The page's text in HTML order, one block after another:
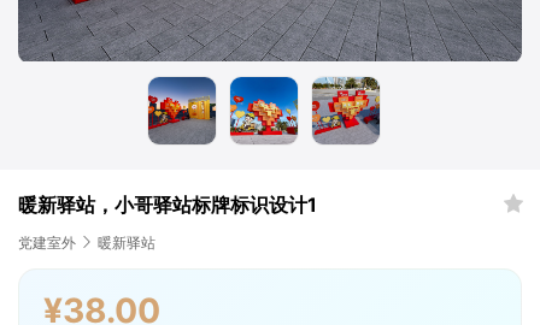
描绘者设计
微信一键登录
暖新驿站，小哥驿站标牌标识设计1
党建室外 暖新驿站
¥38.00
我的订单